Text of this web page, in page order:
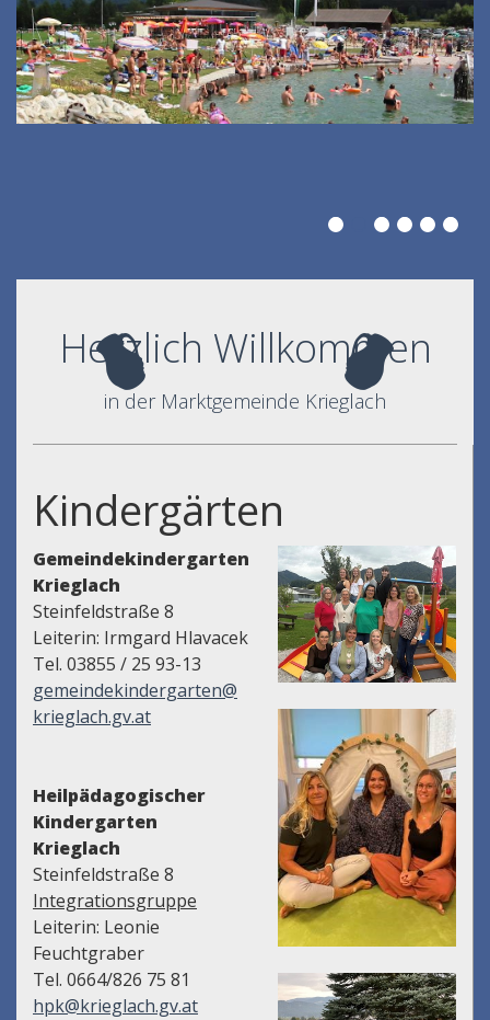
Herzlich Willkommen
in der Marktgemeinde Krieglach
Kindergärten
Gemeindekindergarten
Krieglach
Steinfeldstraße 8
Leiterin: Irmgard Hlavacek
Tel. 03855 / 25 93-13
gemeindekindergarten@
krieglach.gv.at
Heilpädagogischer
Kindergarten
Krieglach
Steinfeldstraße 8
Integrationsgruppe
Leiterin: Leonie
Feuchtgraber
Tel. 0664/826 75 81
hpk@krieglach.gv.at